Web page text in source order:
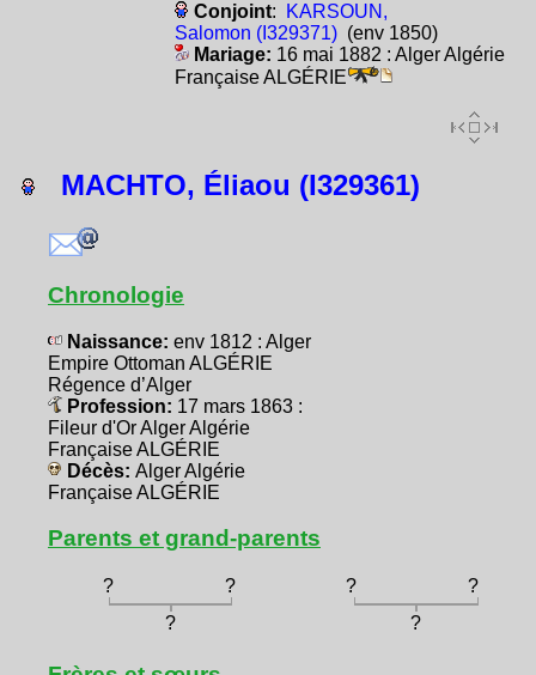
Conjoint:
KARSOUN,
Salomon (I329371)(env 1850)
Mariage: 16 mai 1882 : Alger Algérie
Française ALGÉRIE
MACHTO, Éliaou (I329361)
Chronologie
Naissance: env 1812 : Alger
Empire Ottoman ALGÉRIE
Régence d’Alger
Profession: 17 mars 1863 :
Fileur d'Or Alger Algérie
Française ALGÉRIE
Décès: Alger Algérie
Française ALGÉRIE
Parents et grand-parents
? ? ?
?
?
?